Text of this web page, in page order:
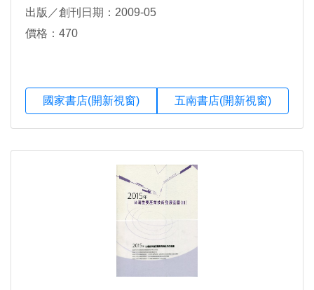
出版／創刊日期：2009-05
價格：470
國家書店(開新視窗) 五南書店(開新視窗)